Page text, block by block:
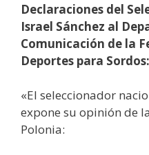
Declaraciones del
Israel Sánchez al
Comunicación de la
Deportes para Sordos:
«El seleccionador
expone su opinión de
Polonia: